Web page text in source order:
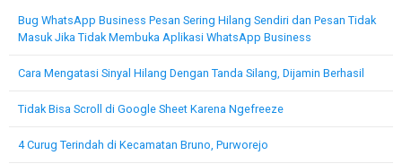
Bug WhatsApp Business Pesan Sering Hilang Sendiri dan Pesan Tidak
Masuk Jika Tidak Membuka Aplikasi WhatsApp Business
Cara Mengatasi Sinyal Hilang Dengan Tanda Silang, Dijamin Berhasil
Tidak Bisa Scroll di Google Sheet Karena Ngefreeze
4 Curug Terindah di Kecamatan Bruno, Purworejo